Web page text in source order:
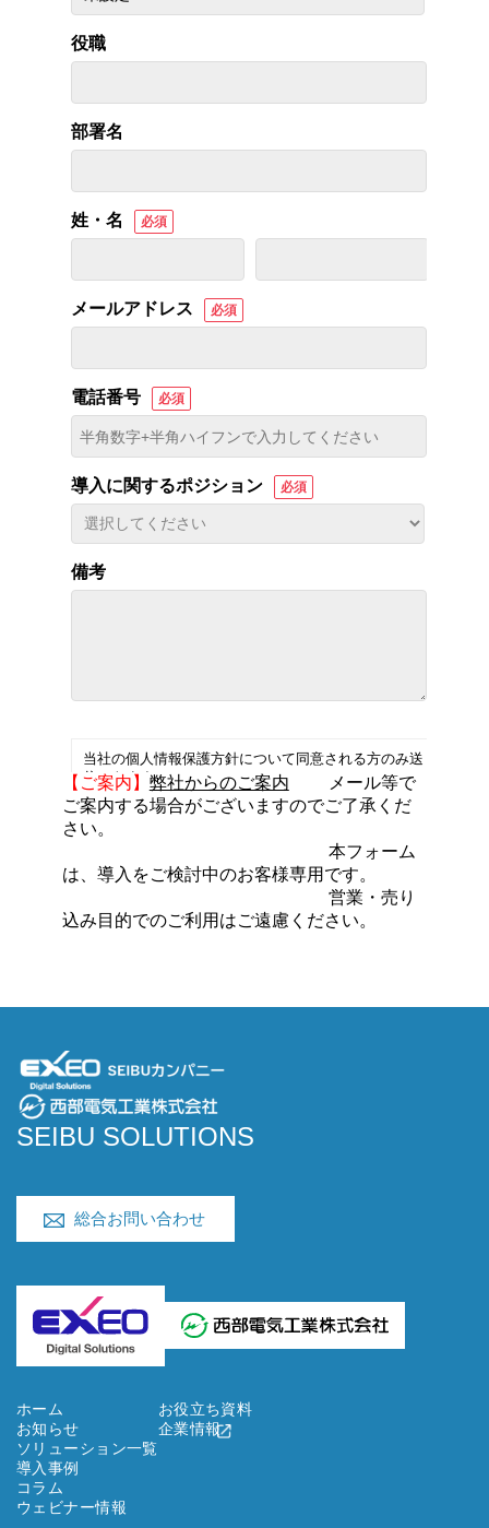
【ご案内】 弊社からのご案内
メール等で
ご案内する場合がございますのでご了承くだ
さい。
本フォーム
は、導入をご検討中のお客様専用です。
営業・売り
込み目的でのご利用はご遠慮ください。
SEIBU SOLUTIONS
総合お問い合わせ
ホーム
お知らせ
ソリューション一覧
導入事例
コラム
ウェビナー情報
お役立ち資料
企業情報